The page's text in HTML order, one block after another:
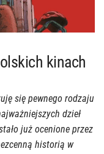
kinach
się pewnego rodzaju
dzieł
już ocenione przez
historią w